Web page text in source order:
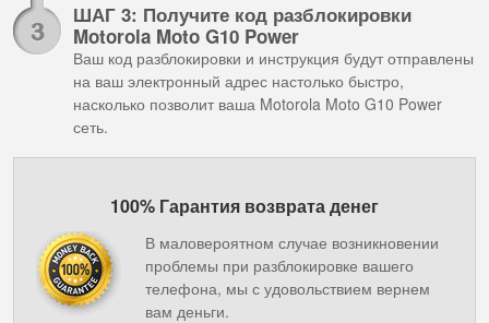
ШАГ 3: Получите код разблокировки
Motorola Moto G10 Power
Ваш код разблокировки и инструкция будут отправлены
на ваш электронный адрес настолько быстро,
насколько позволит ваша Motorola Moto G10 Power
сеть.
100% Гарантия возврата денег
В маловероятном случае возникновении
проблемы при разблокировке вашего
телефона, мы с удовольствием вернем
вам деньги.